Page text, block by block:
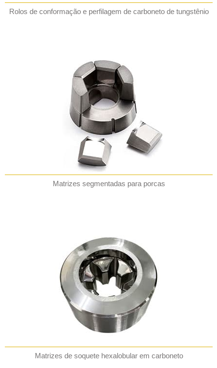
Rolos de conformação e perfilagem de carboneto de tungstênio
Matrizes segmentadas para porcas
Matrizes de soquete hexalobular em carboneto